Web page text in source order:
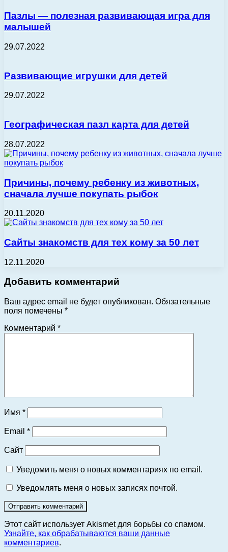
Пазлы — полезная развивающая игра для
малышей
29.07.2022
Развивающие игрушки для детей
29.07.2022
Географическая пазл карта для детей
28.07.2022
Причины, почему ребенку из животных,
сначала лучше покупать рыбок
20.11.2020
Сайты знакомств для тех кому за 50 лет
12.11.2020
Добавить комментарий
Ваш адрес email не будет опубликован. Обязательные
поля помечены *
Комментарий *
Имя *
Email *
Сайт
Уведомить меня о новых комментариях по email.
Уведомлять меня о новых записях почтой.
Этот сайт использует Akismet для борьбы со спамом.
Узнайте, как обрабатываются ваши данные
комментариев.